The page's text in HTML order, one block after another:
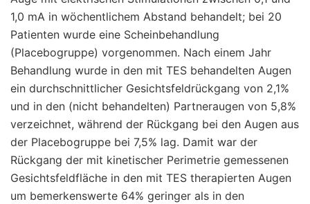
1,0 mA in wöchentlichem Abstand behandelt; bei 20
Patienten wurde eine Scheinbehandlung
(Placebogruppe) vorgenommen. Nach einem Jahr
Behandlung wurde in den mit TES behandelten Augen
ein durchschnittlicher Gesichtsfeldrückgang von 2,1%
und in den (nicht behandelten) Partneraugen von 5,8%
verzeichnet, während der Rückgang bei den Augen aus
der Placebogruppe bei 7,5% lag. Damit war der
Rückgang der mit kinetischer Perimetrie gemessenen
Gesichtsfeldfläche in den mit TES therapierten Augen
um bemerkenswerte 64% geringer als in den